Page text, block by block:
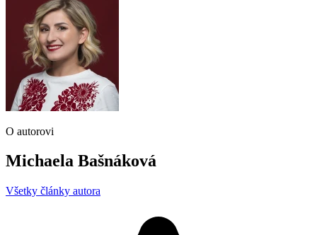
O autorovi
Michaela Bašnáková
Všetky články autora